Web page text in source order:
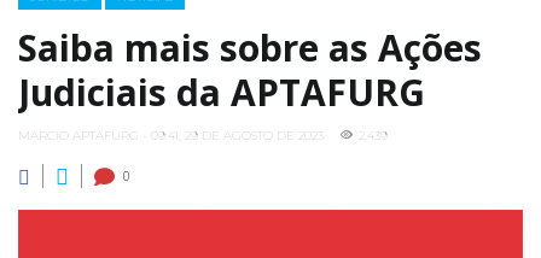
Saiba mais sobre as Ações
Judiciais da APTAFURG
MARCIO APTAFURG - 09:41, 29 DE AGOSTO DE 2023 2,439
0